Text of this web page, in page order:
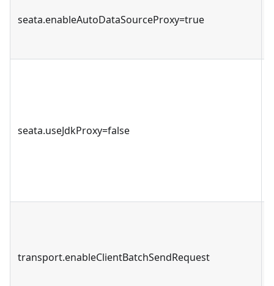
seata.enableAutoDataSourceProxy=true
seata.useJdkProxy=false
transport.enableClientBatchSendRequest